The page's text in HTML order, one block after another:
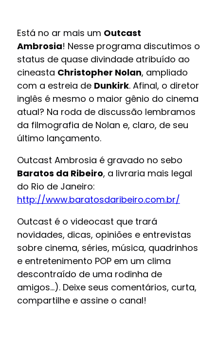
Está no ar mais um Outcast
Ambrosia! Nesse programa discutimos o
status de quase divindade atribuído ao
cineasta Christopher Nolan, ampliado
com a estreia de Dunkirk. Afinal, o diretor
inglês é mesmo o maior gênio do cinema
atual? Na roda de discussão lembramos
da filmografia de Nolan e, claro, de seu
último lançamento.
Outcast Ambrosia é gravado no sebo
Baratos da Ribeiro, a livraria mais legal
do Rio de Janeiro:
http://www.baratosdaribeiro­.com.br/
Outcast é o videocast que trará
novidades, dicas, opiniões e entrevistas
sobre cinema, séries, música, quadrinhos
e entretenimento POP em um clima
descontraído de uma rodinha de
amigos…). Deixe seus comentários, curta,
compartilhe e assine o canal!